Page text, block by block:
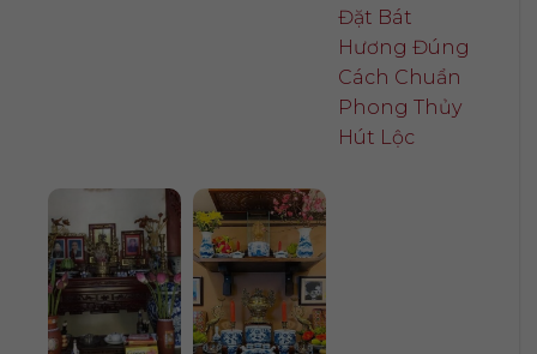
Đặt Bát
Hương Đúng
Cách Chuẩn
Phong Thủy
Hút Lộc